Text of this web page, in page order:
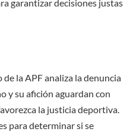
garantizar decisiones justas
la APF analiza la denuncia
y su afición aguardan con
la justicia deportiva.
para determinar si se